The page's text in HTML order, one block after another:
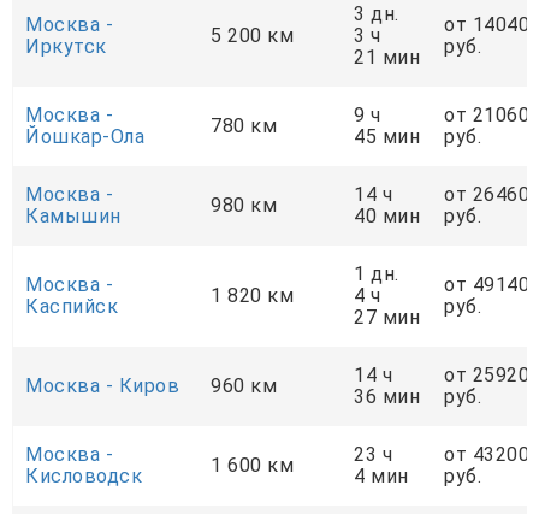
Москва -
Иркутск
5 200 км
3 дн.
3 ч
21 мин
от
руб.
Москва -
Йошкар-Ола
780 км
9 ч
45 мин
от 21060
руб.
Москва -
Камышин
980 км
14 ч
40 мин
от 26460
руб.
Москва -
Каспийск
1 820 км
1 дн.
4 ч
27 мин
от 49140
руб.
Москва - Киров 960 км
14 ч
36 мин
от 25920
руб.
Москва -
Кисловодск
1 600 км
23 ч
4 мин
от 43200
руб.